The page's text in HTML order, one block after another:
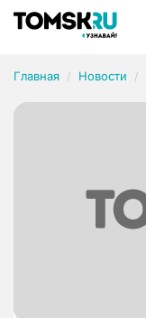
Главная Новости